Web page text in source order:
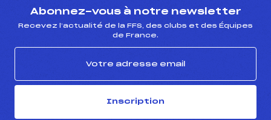
Abonnez-vous à notre newsletter
Recevez l’actualité de la FFS, des clubs et des Équipes
de France.
Inscription